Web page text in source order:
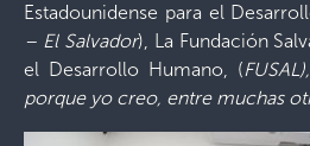
Estadounidense para el
– El Salvador), La Fundación
el Desarrollo Humano, (
porque yo creo, entre muchas